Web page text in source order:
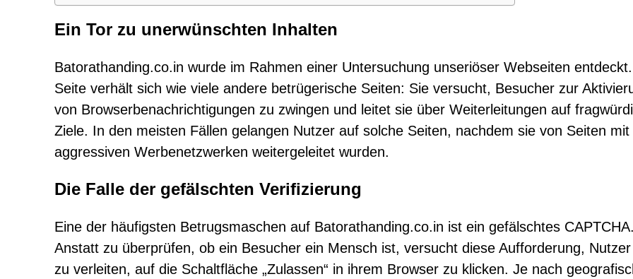
Ein Tor zu unerwünschten Inhalten
Batorathanding.co.in wurde im Rahmen einer Untersuchung unseriöser Webseiten
Seite verhält sich wie viele andere betrügerische Seiten: Sie versucht, Besucher zur
von Browserbenachrichtigungen zu zwingen und leitet sie über Weiterleitungen auf
Ziele. In den meisten Fällen gelangen Nutzer auf solche Seiten, nachdem sie von Seiten mit
aggressiven Werbenetzwerken weitergeleitet wurden.
Die Falle der gefälschten Verifizierung
Eine der häufigsten Betrugsmaschen auf Batorathanding.co.in ist ein gefälschtes
Anstatt zu überprüfen, ob ein Besucher ein Mensch ist, versucht diese Aufforderung,
zu verleiten, auf die Schaltfläche „Zulassen“ in ihrem Browser zu klicken. Je nach